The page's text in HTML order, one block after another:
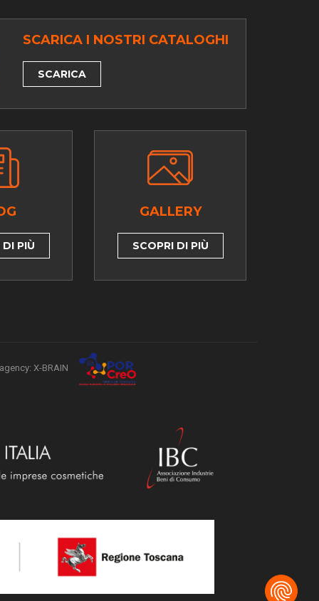
SCARICA I NOSTRI CATALOGHI
SCARICA
DI PIÙ
GALLERY
SCOPRI DI PIÙ
X-BRAIN